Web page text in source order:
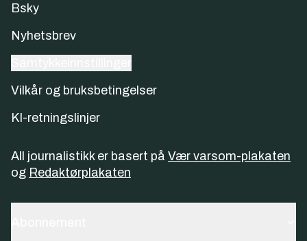
Bsky
Nyhetsbrev
Vilkår og bruksbetingelser
KI-retningslinjer
All journalistikk er basert på Vær varsom-plakaten
og Redaktørplakaten